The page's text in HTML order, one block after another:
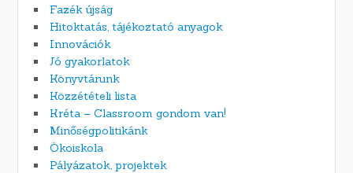
Fazék újság
Hitoktatás, tájékoztató anyagok
Innovációk
Jó gyakorlatok
Könyvtárunk
Közzétételi lista
Kréta – Classroom gondom van!
Minőségpolitikánk
Ökoiskola
Pályázatok, projektek